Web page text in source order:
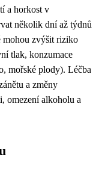
a horkost v
několik dní až týdnů
mohou zvýšit riziko
tlak, konzumace
mořské plody). Léčba
a změny
omezení alkoholu a